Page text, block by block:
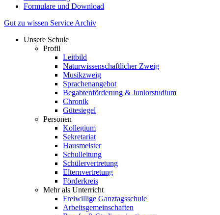
Formulare und Download
Gut zu wissen Service Archiv
Unsere Schule
Profil
Leitbild
Naturwissenschaftlicher Zweig
Musikzweig
Sprachenangebot
Begabtenförderung & Juniorstudium
Chronik
Gütesiegel
Personen
Kollegium
Sekretariat
Hausmeister
Schulleitung
Schülervertretung
Elternvertretung
Förderkreis
Mehr als Unterricht
Freiwillige Ganztagsschule
Arbeitsgemeinschaften